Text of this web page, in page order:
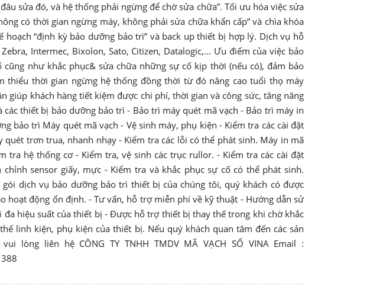
sửa đó, và hệ thống phải ngừng để chờ sửa chữa”. Tối ưu hóa việc sửa
có thời gian ngừng máy, không phải sửa chữa khẩn cấp” và chìa khóa
hoạch “định kỳ bảo dưỡng bảo trì” và back up thiết bị hợp lý. Dịch vụ hỗ
Intermec, Bixolon, Sato, Citizen, Datalogic,... Ưu điểm của việc bảo
như khắc phục& sửa chữa những sự cố kịp thời (nếu có), đảm bảo
thiểu thời gian ngừng hệ thống đồng thời từ đó nâng cao tuổi thọ máy
giúp khách hàng tiết kiệm được chi phí, thời gian và công sức, tăng năng
các thiết bị bảo dưỡng bảo trì - Bảo trì máy quét mã vạch - Bảo trì máy in
bảo trì Máy quét mã vạch - Vệ sinh máy, phụ kiện - Kiểm tra các cài đặt
quét trơn trua, nhanh nhạy - Kiểm tra các lỗi có thể phát sinh. Máy in mã
tra hệ thống cơ - Kiểm tra, vệ sinh các trục rullor. - Kiểm tra các cài đặt
sensor giấy, mực - Kiểm tra và khắc phục sự cố có thể phát sinh.
dịch vụ bảo dưỡng bảo trì thiết bị của chúng tôi, quý khách có được
hoạt động ổn định. - Tư vấn, hỗ trợ miễn phí về kỹ thuật - Hướng dẫn sử
hiệu suất của thiết bị - Được hỗ trợ thiết bị thay thế trong khi chờ khắc
linh kiện, phụ kiện của thiết bị. Nếu quý khách quan tâm đến các sản
lòng liên hệ CÔNG TY TNHH TMDV MÃ VẠCH SỐ VINA Email :